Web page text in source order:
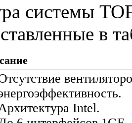
системы
в
Intel.